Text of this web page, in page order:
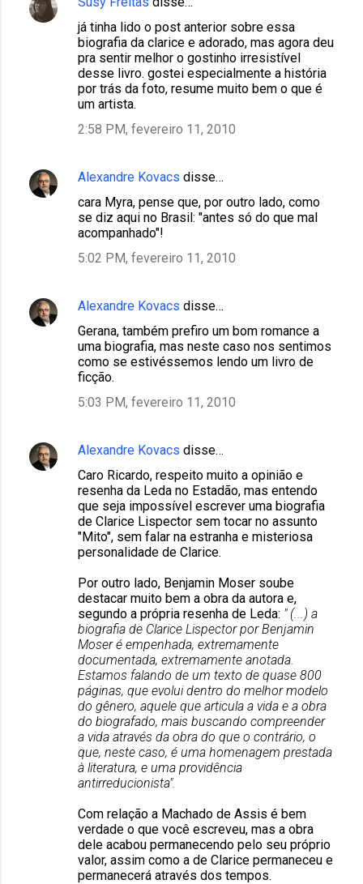
já tinha lido o post anterior sobre essa
biografia da clarice e adorado, mas agora deu
pra sentir melhor o gostinho irresistível
desse livro. gostei especialmente a história
por trás da foto, resume muito bem o que é
um artista.
2:58 PM, fevereiro 11, 2010
Alexandre Kovacs disse…
cara Myra, pense que, por outro lado, como
se diz aqui no Brasil: "antes só do que mal
acompanhado"!
5:02 PM, fevereiro 11, 2010
Alexandre Kovacs disse…
Gerana, também prefiro um bom romance a
uma biografia, mas neste caso nos sentimos
como se estivéssemos lendo um livro de
ficção.
5:03 PM, fevereiro 11, 2010
Alexandre Kovacs disse…
Caro Ricardo, respeito muito a opinião e
resenha da Leda no Estadão, mas entendo
que seja impossível escrever uma biografia
de Clarice Lispector sem tocar no assunto
"Mito", sem falar na estranha e misteriosa
personalidade de Clarice.
Por outro lado, Benjamin Moser soube
destacar muito bem a obra da autora e,
segundo a própria resenha de Leda: " (...) a
biografia de Clarice Lispector por Benjamin
Moser é empenhada, extremamente
documentada, extremamente anotada.
Estamos falando de um texto de quase 800
páginas, que evolui dentro do melhor modelo
do gênero, aquele que articula a vida e a obra
do biografado, mais buscando compreender
a vida através da obra do que o contrário, o
que, neste caso, é uma homenagem prestada
à literatura, e uma providência
antirreducionista".
Com relação a Machado de Assis é bem
verdade o que você escreveu, mas a obra
dele acabou permanecendo pelo seu próprio
valor, assim como a de Clarice permaneceu e
permanecerá através dos tempos.